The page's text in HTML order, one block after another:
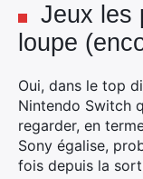
Jeux les
loupe
Oui, dans le top
Nintendo Switch
regarder, en
Sony égalise,
fois depuis la